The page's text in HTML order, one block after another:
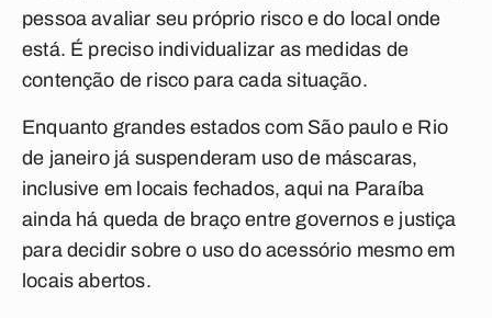
pessoa avaliar seu próprio risco e do local onde
está. É preciso individualizar as medidas de
contenção de risco para cada situação.
Enquanto grandes estados com São paulo e Rio
de janeiro já suspenderam uso de máscaras,
inclusive em locais fechados, aqui na Paraíba
ainda há queda de braço entre governos e justiça
para decidir sobre o uso do acessório mesmo em
locais abertos.